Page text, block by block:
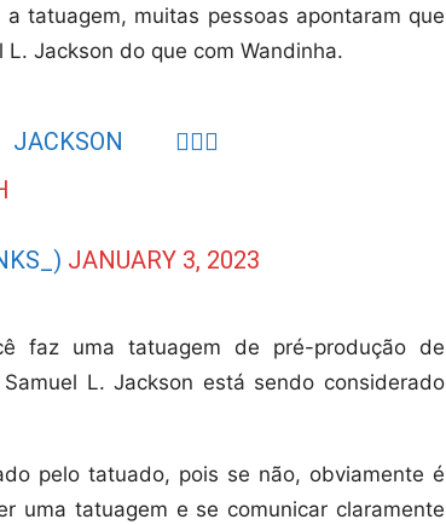
tatuagem, muitas pessoas apontaram que
Jackson do que com Wandinha.
🤦🏽‍♀️
JANUARY 3, 2023
faz uma tatuagem de pré-produção de
L. Jackson está sendo considerado
pelo tatuado, pois se não, obviamente é
uma tatuagem e se comunicar claramente